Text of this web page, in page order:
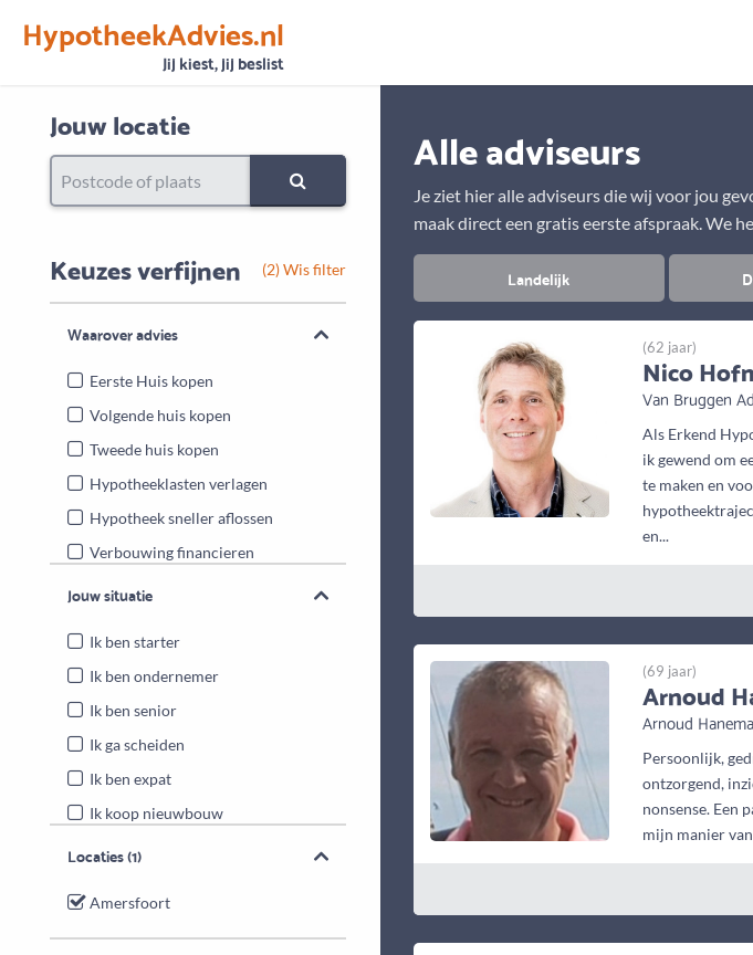
HypotheekAdvies.nl
Jij kiest, jij beslist
VertrouwenAlle basisgegevens zijn gecontroleerd
Jouw locatie
Keuzes verfijnen (2) Wis filter
Waarover advies
Eerste Huis kopen
Volgende huis kopen
Tweede huis kopen
Hypotheeklasten verlagen
Hypotheek sneller aflossen
Verbouwing financieren
Energiebesparende maatregelen
Jouw situatie
Ik ben starter
Ik ben ondernemer
Ik ben senior
Ik ga scheiden
Ik ben expat
Ik koop nieuwbouw
Locaties(1)
Amersfoort
Alle adviseurs
Je ziet hier alle adviseurs die wij voor jou
maak direct een gratis eerste afspraak. We
Landelijk
(62 jaar)
Nico
Van Bruggen
Als Erkend
ik gewend om
te maken en
en...
(69 jaar)
Arnoud
Arnoud
Persoonlijk,
ontzorgend,
nonsense. Een
mijn manier